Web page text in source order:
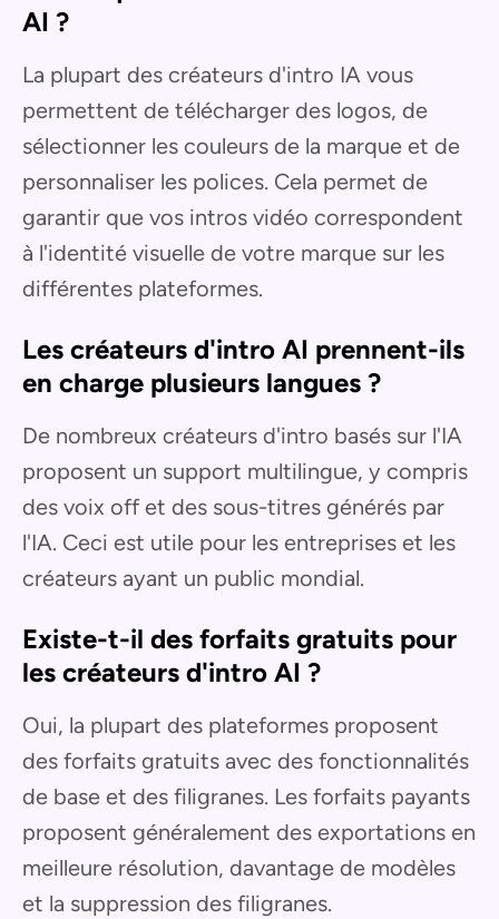
AI ?
La plupart des créateurs d'intro IA vous
permettent de télécharger des logos, de
sélectionner les couleurs de la marque et de
personnaliser les polices. Cela permet de
garantir que vos intros vidéo correspondent
à l'identité visuelle de votre marque sur les
différentes plateformes.
Les créateurs d'intro AI prennent-ils
en charge plusieurs langues ?
De nombreux créateurs d'intro basés sur l'IA
proposent un support multilingue, y compris
des voix off et des sous-titres générés par
l'IA. Ceci est utile pour les entreprises et les
créateurs ayant un public mondial.
Existe-t-il des forfaits gratuits pour
les créateurs d'intro AI ?
Oui, la plupart des plateformes proposent
des forfaits gratuits avec des fonctionnalités
de base et des filigranes. Les forfaits payants
proposent généralement des exportations en
meilleure résolution, davantage de modèles
et la suppression des filigranes.